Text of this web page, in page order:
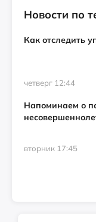
Новости по
Как отследить
четверг 12:44
Напоминаем о
вторник 17:45